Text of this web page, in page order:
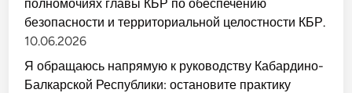
полномочиях главы КБР по обеспечению
безопасности и территориальной целостности КБР.
10.06.2026
Я обращаюсь напрямую к руководству Кабардино-
Балкарской Республики: остановите практику